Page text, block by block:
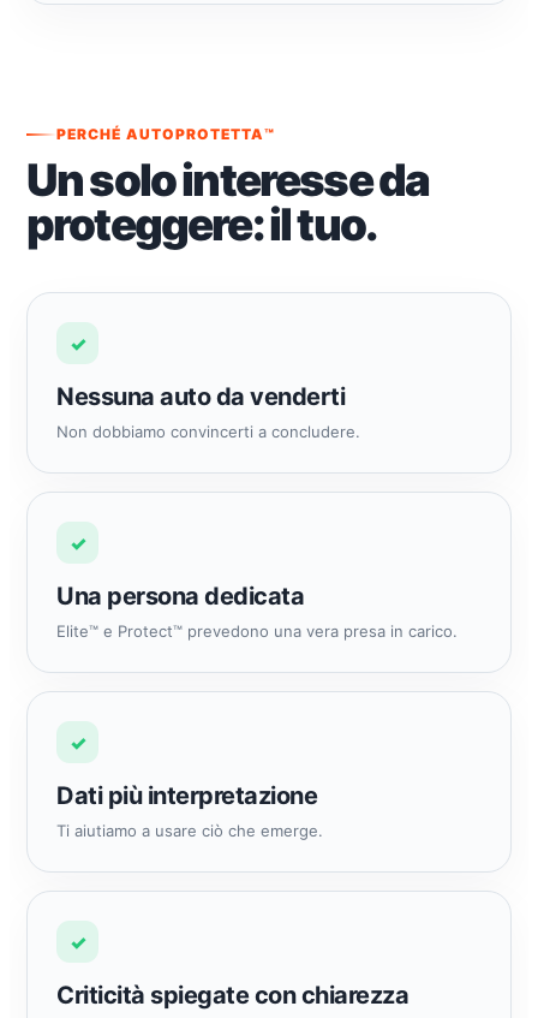
PERCHÉ AUTOPROTETTA™
Un solo interesse da
proteggere: il tuo.
✓
Nessuna auto da venderti
Non dobbiamo convincerti a concludere.
✓
Una persona dedicata
Elite™ e Protect™ prevedono una vera presa in carico.
✓
Dati più interpretazione
Ti aiutiamo a usare ciò che emerge.
✓
Criticità spiegate con chiarezza